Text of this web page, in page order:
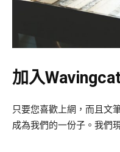
加入
只要您喜歡上網，而且文
成為我們的一份子。我們